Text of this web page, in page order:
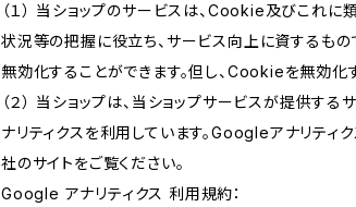
（１） 当ショップのサービスは、Cookie及びこれ
状況等の把握に役立ち、サービス向上に資するも
無効化することができます。但し、Cookieを無効化
（２） 当ショップは、当ショップサービスが提供
ナリティクスを利用しています。Googleアナリテ
社のサイトをご覧ください。
Google アナリティクス 利用規約：